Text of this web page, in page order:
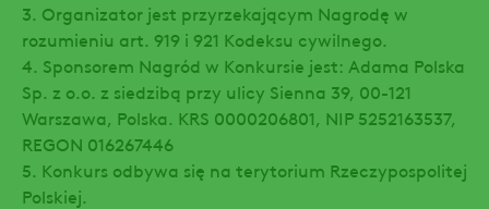
3. Organizator jest przyrzekającym Nagrodę w
rozumieniu art. 919 i 921 Kodeksu cywilnego.
4. Sponsorem Nagród w Konkursie jest: Adama Polska
Sp. z o.o. z siedzibą przy ulicy Sienna 39, 00-121
Warszawa, Polska. KRS 0000206801, NIP 5252163537,
REGON 016267446
5. Konkurs odbywa się na terytorium Rzeczypospolitej
Polskiej.